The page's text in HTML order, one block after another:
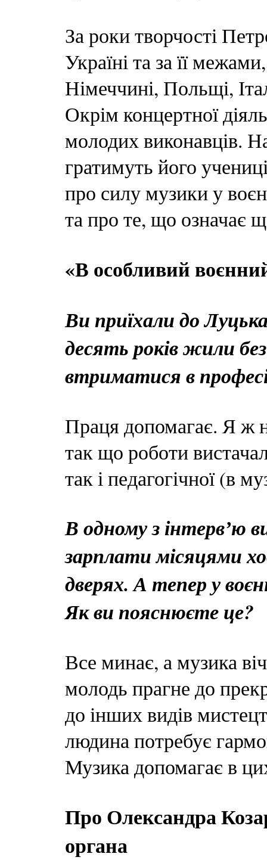
За роки творчості
Україні та за її
Німеччині, Польщі,
Окрім концертної
молодих виконавців.
гратимуть його
про силу музики у
та про те, що означає
«В особливий
Ви приїхали до
десять років жили
втриматися в
Праця допомагає. Я ж
так що роботи
так і педагогічної (в
В одному з інтервʼю
зарплати місяцями
дверях. А тепер у
Як ви пояснюєте це?
Все минає, а музика
молодь прагне до
до інших видів
людина потребує
Музика допомагає в
Про Олександра
органа